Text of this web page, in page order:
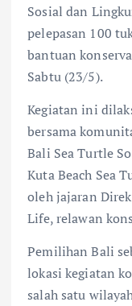
Sosial dan
pelepasan 100
bantuan
Sabtu (23/5).
Kegiatan ini
bersama
Bali Sea Turtle
Kuta Beach Sea
oleh jajaran
Life, relawan
Pemilihan Bali
lokasi kegiatan
salah satu